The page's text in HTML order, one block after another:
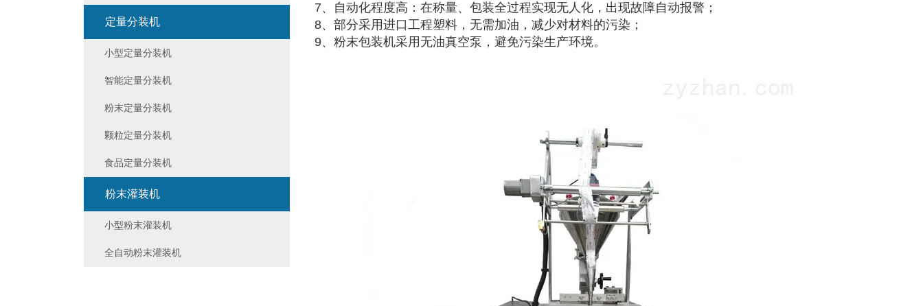
7、自动化程度高：在称量、包装全过程实现无人化，出现故障自动报警；
8、部分采用进口工程塑料，无需加油，减少对材料的污染；
9、粉末包装机采用无油真空泵，避免污染生产环境。
定量分装机
小型定量分装机
智能定量分装机
粉末定量分装机
颗粒定量分装机
食品定量分装机
粉末灌装机
小型粉末灌装机
全自动粉末灌装机